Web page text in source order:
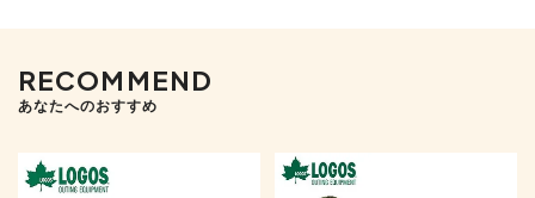
RECOMMEND
あなたへのおすすめ